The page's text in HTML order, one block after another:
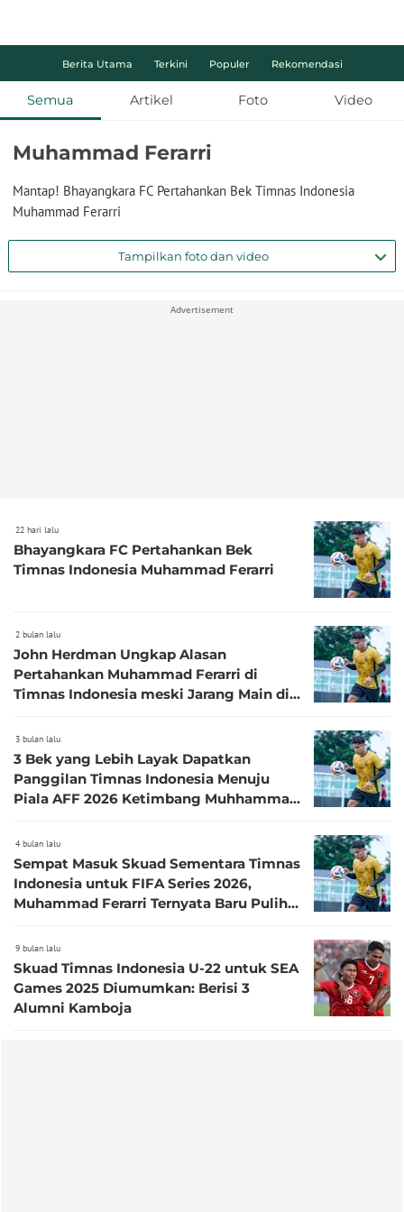
Berita Utama Terkini Populer Rekomendasi
Semua Artikel Foto Video
Muhammad Ferarri
Mantap! Bhayangkara FC Pertahankan Bek Timnas Indonesia
Muhammad Ferarri
Tampilkan foto dan video
Advertisement
22 hari lalu
Bhayangkara FC Pertahankan Bek
Timnas Indonesia Muhammad Ferarri
2 bulan lalu
John Herdman Ungkap Alasan
Pertahankan Muhammad Ferarri di
Timnas Indonesia meski Jarang Main di
3 bulan lalu
3 Bek yang Lebih Layak Dapatkan
Panggilan Timnas Indonesia Menuju
Piala AFF 2026 Ketimbang Muhhammad
4 bulan lalu
Sempat Masuk Skuad Sementara Timnas
Indonesia untuk FIFA Series 2026,
Muhammad Ferarri Ternyata Baru Pulih
9 bulan lalu
Skuad Timnas Indonesia U-22 untuk SEA
Games 2025 Diumumkan: Berisi 3
Alumni Kamboja